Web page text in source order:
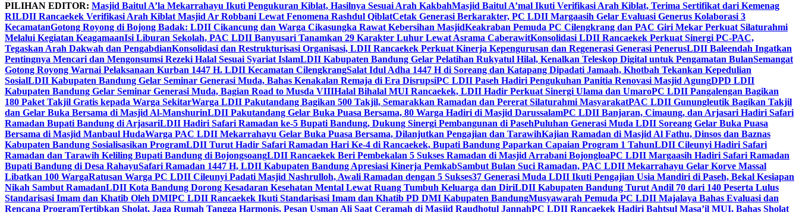
PILIHAN EDITOR: Masjid Baitul A’la Mekarrahayu Ikuti Pengukuran Kiblat, Hasilnya Sesuai Arah KakbahMasjid Baitul A’mal Ikuti Verifikasi Arah Kiblat, Terima Sertifikat dari Kemenag
RILDII Rancaekek Verifikasi Arah Kiblat Masjid Ar Robbani Lewat Fenomena Rashdul QiblatCetak Generasi Berkarakter, PC LDII Margaasih Gelar Evaluasi Generus Kolaborasi 3
KecamatanGotong Royong di Bojong Badak: LDII Cikancung dan Warga Cikasungka Rawat Kebersihan MasjidKeakraban Pemuda PC Cilengkrang dan PAC Giri Mekar Perkuat Silaturahmi
Melalui Kegiatan KeagamaanIsi Liburan Sekolah, PAC LDII Banyusari Tanamkan 29 Karakter Luhur Lewat Asrama CaberawitKonsolidasi LDII Rancaekek Perkuat Sinergi PC-PAC,
Tegaskan Arah Dakwah dan PengabdianKonsolidasi dan Restrukturisasi Organisasi, LDII Rancaekek Perkuat Kinerja Kepengurusan dan Regenerasi Generasi PenerusLDII Baleendah Ingatkan
Pentingnya Mencari dan Mengonsumsi Rezeki Halal Sesuai Syariat IslamLDII Kabupaten Bandung Gelar Pelatihan Rukyatul Hilal, Kenalkan Teleskop Digital untuk Pengamatan BulanSemangat
Gotong Royong Warnai Pelaksanaan Kurban 1447 H. LDII Kecamatan CilengkrangSalat Idul Adha 1447 H di Soreang dan Katapang Dipadati Jamaah, Khotbah Tekankan Kepedulian
SosialLDII Kabupaten Bandung Gelar Seminar Generasi Muda, Bahas Kenakalan Remaja di Era DisrupsiPC LDII Paseh Hadiri Pengukuhan Panitia Renovasi Masjid AgungDPD LDII
Kabupaten Bandung Gelar Seminar Generasi Muda, Bagian Road to Musda VIIIHalal Bihalal MUI Rancaekek, LDII Hadir Perkuat Sinergi Ulama dan UmaroPC LDII Pangalengan Bagikan
180 Paket Takjil Gratis kepada Warga SekitarWarga LDII Pakutandang Bagikan 500 Takjil, Semarakkan Ramadan dan Pererat Silaturahmi MasyarakatPAC LDII Gunungleutik Bagikan Takjil
dan Gelar Buka Bersama di Masjid Al-ManshurinLDII Pakutandang Gelar Buka Puasa Bersama, 80 Warga Hadiri di Masjid DarussalamPC LDII Banjaran, Cimaung, dan Arjasari Hadiri Safari
Ramadan Bupati Bandung di ArjasariLDII Hadiri Safari Ramadan ke-5 Bupati Bandung, Dukung Sinergi Pembangunan di PasehPuluhan Generasi Muda LDII Soreang Gelar Buka Puasa
Bersama di Masjid Manbaul HudaWarga PAC LDII Mekarrahayu Gelar Buka Puasa Bersama, Dilanjutkan Pengajian dan TarawihKajian Ramadan di Masjid Al Fathu, Dinsos dan Baznas
Kabupaten Bandung Sosialisasikan ProgramLDII Turut Hadir Safari Ramadan Hari Ke-4 di Rancaekek, Bupati Bandung Paparkan Capaian Program 1 TahunLDII Cileunyi Hadiri Safari
Ramadan dan Tarawih Keliling Bupati Bandung di BojongsoangLDII Rancaekek Beri Pembekalan 5 Sukses Ramadan di Masjid Arrabani BojongloaPC LDII Margaasih Hadiri Safari Ramadan
Bupati Bandung di Desa RahayuSafari Ramadan 1447 H, LDII Kabupaten Bandung Apresiasi Kinerja PemkabSambut Bulan Suci Ramadan, PAC LDII Mekarrahayu Gelar Korve Massal
Libatkan 100 WargaRatusan Warga PC LDII Cileunyi Padati Masjid Nashrulloh, Awali Ramadan dengan 5 Sukses37 Generasi Muda LDII Ikuti Pengajian Usia Mandiri di Paseh, Bekal Kesiapan
Nikah Sambut RamadanLDII Kota Bandung Dorong Kesadaran Kesehatan Mental Lewat Ruang Tumbuh Keluarga dan DiriLDII Kabupaten Bandung Turut Andil 70 dari 140 Peserta Lulus
Standarisasi Imam dan Khatib Oleh DMIPC LDII Rancaekek Ikuti Standarisasi Imam dan Khatib PD DMI Kabupaten BandungMusyawarah Pemuda PC LDII Majalaya Bahas Evaluasi dan
Rencana ProgramTertibkan Sholat, Jaga Rumah Tangga Harmonis, Pesan Usman Ali Saat Ceramah di Masjid Raudhotul JannahPC LDII Rancaekek Hadiri Bahtsul Masa’il MUI, Bahas Sholat